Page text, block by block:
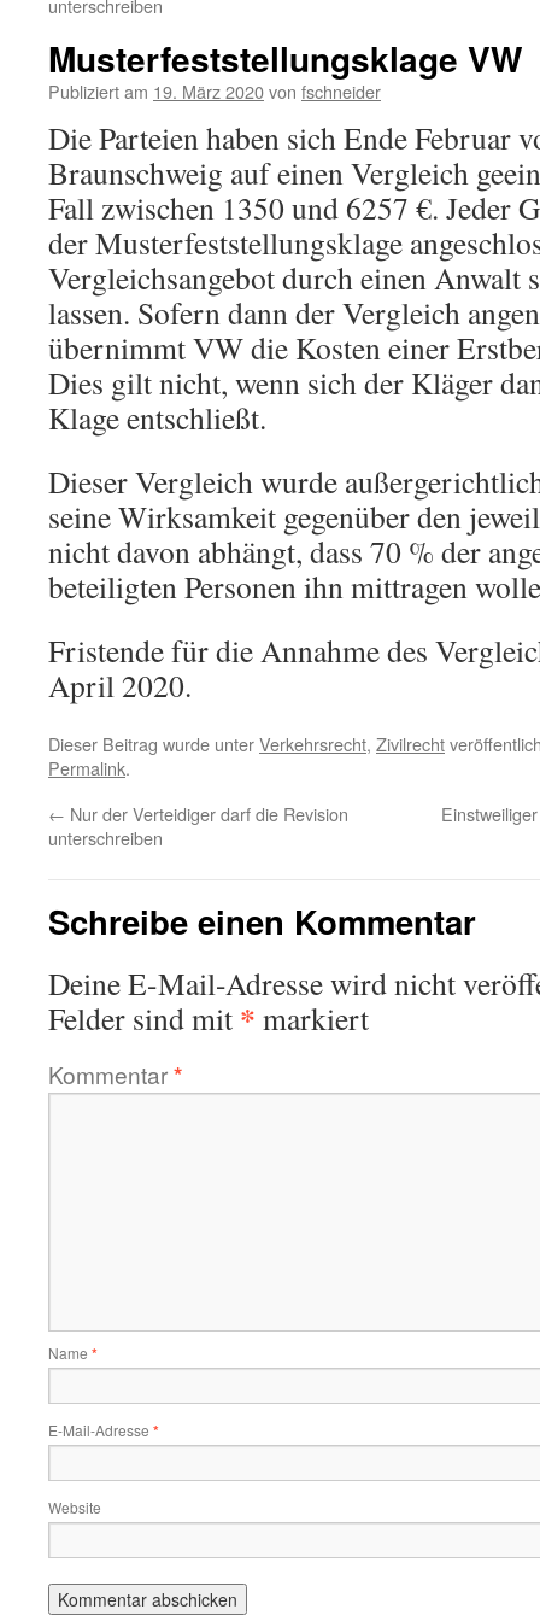
unterschreiben
Musterfeststellungsklage VW
Publiziert am 19. März 2020von fschneider
Die Parteien haben sich Ende Februar
Braunschweig auf einen Vergleich
Fall zwischen 1350 und 6257 €. Jeder
der Musterfeststellungsklage
Vergleichsangebot durch einen Anwalt
lassen. Sofern dann der Vergleich
übernimmt VW die Kosten einer
Dies gilt nicht, wenn sich der Kläger
Klage entschließt.
Dieser Vergleich wurde
seine Wirksamkeit gegenüber den
nicht davon abhängt, dass 70 % der
beteiligten Personen ihn mittragen
Fristende für die Annahme des
April 2020.
Dieser Beitrag wurde unterVerkehrsrecht, Zivilrecht
Permalink.
← Nur der Verteidiger darf die Revision
unterschreiben
Schreibe einen Kommentar
Deine E-Mail-Adresse wird nicht
Felder sind mit * markiert
Kommentar*
Name *
E-Mail-Adresse *
Website